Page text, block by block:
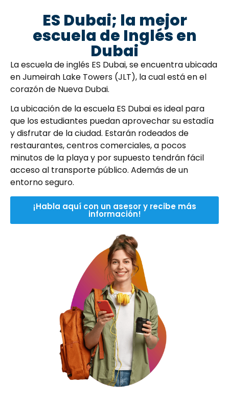
ES Dubai; la mejor
escuela de Inglés en
Dubai
La escuela de inglés ES Dubai, se encuentra ubicada
en Jumeirah Lake Towers (JLT), la cual está en el
corazón de Nueva Dubai.
La ubicación de la escuela ES Dubai es ideal para
que los estudiantes puedan aprovechar su estadía
y disfrutar de la ciudad. Estarán rodeados de
restaurantes, centros comerciales, a pocos
minutos de la playa y por supuesto tendrán fácil
acceso al transporte público. Además de un
entorno seguro.
¡Habla aquí con un asesor y recibe más
información!